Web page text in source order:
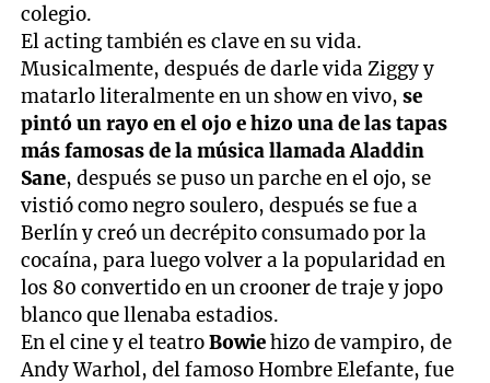
colegio.
El acting también es clave en su vida.
Musicalmente, después de darle vida Ziggy y
matarlo literalmente en un show en vivo,se
pintó un rayo en el ojo e hizo una de las tapas
más famosas de la música llamada Aladdin
Sane, después se puso un parche en el ojo, se
vistió como negro soulero, después se fue a
Berlín y creó un decrépito consumado por la
cocaína, para luego volver a la popularidad en
los 80 convertido en un crooner de traje y jopo
blanco que llenaba estadios.
En el cine y el teatroBowiehizo de vampiro, de
Andy Warhol, del famoso Hombre Elefante, fue